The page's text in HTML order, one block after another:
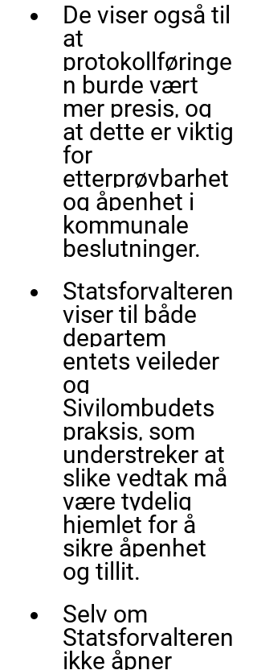
De viser også til
at
protokollføringe
n burde vært
mer presis, og
at dette er viktig
for
etterprøvbarhet
og åpenhet i
kommunale
beslutninger.
Statsforvalteren
viser til både
departem
entets veileder
og
Sivilombudets
praksis, som
understreker at
slike vedtak må
være tydelig
hjemlet for å
sikre åpenhet
og tillit.
Selv om
Statsforvalteren
ikke åpner